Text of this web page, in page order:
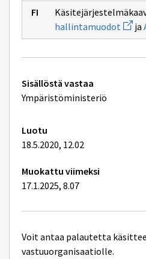
hallintamuodot Avaa
uuden
ja
Tekniset
lisätiedot
Sisällöstä vastaa
Ympäristöministeriö
Luotu
18.5.2020, 12.02
Muokattu viimeksi
17.1.2025, 8.07
Voit antaa palautetta
vastuuorganisaatiolle.